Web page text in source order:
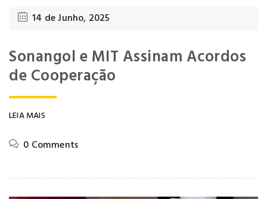
14 de Junho, 2025
Sonangol e MIT Assinam Acordos
de Cooperação
LEIA MAIS
0 Comments